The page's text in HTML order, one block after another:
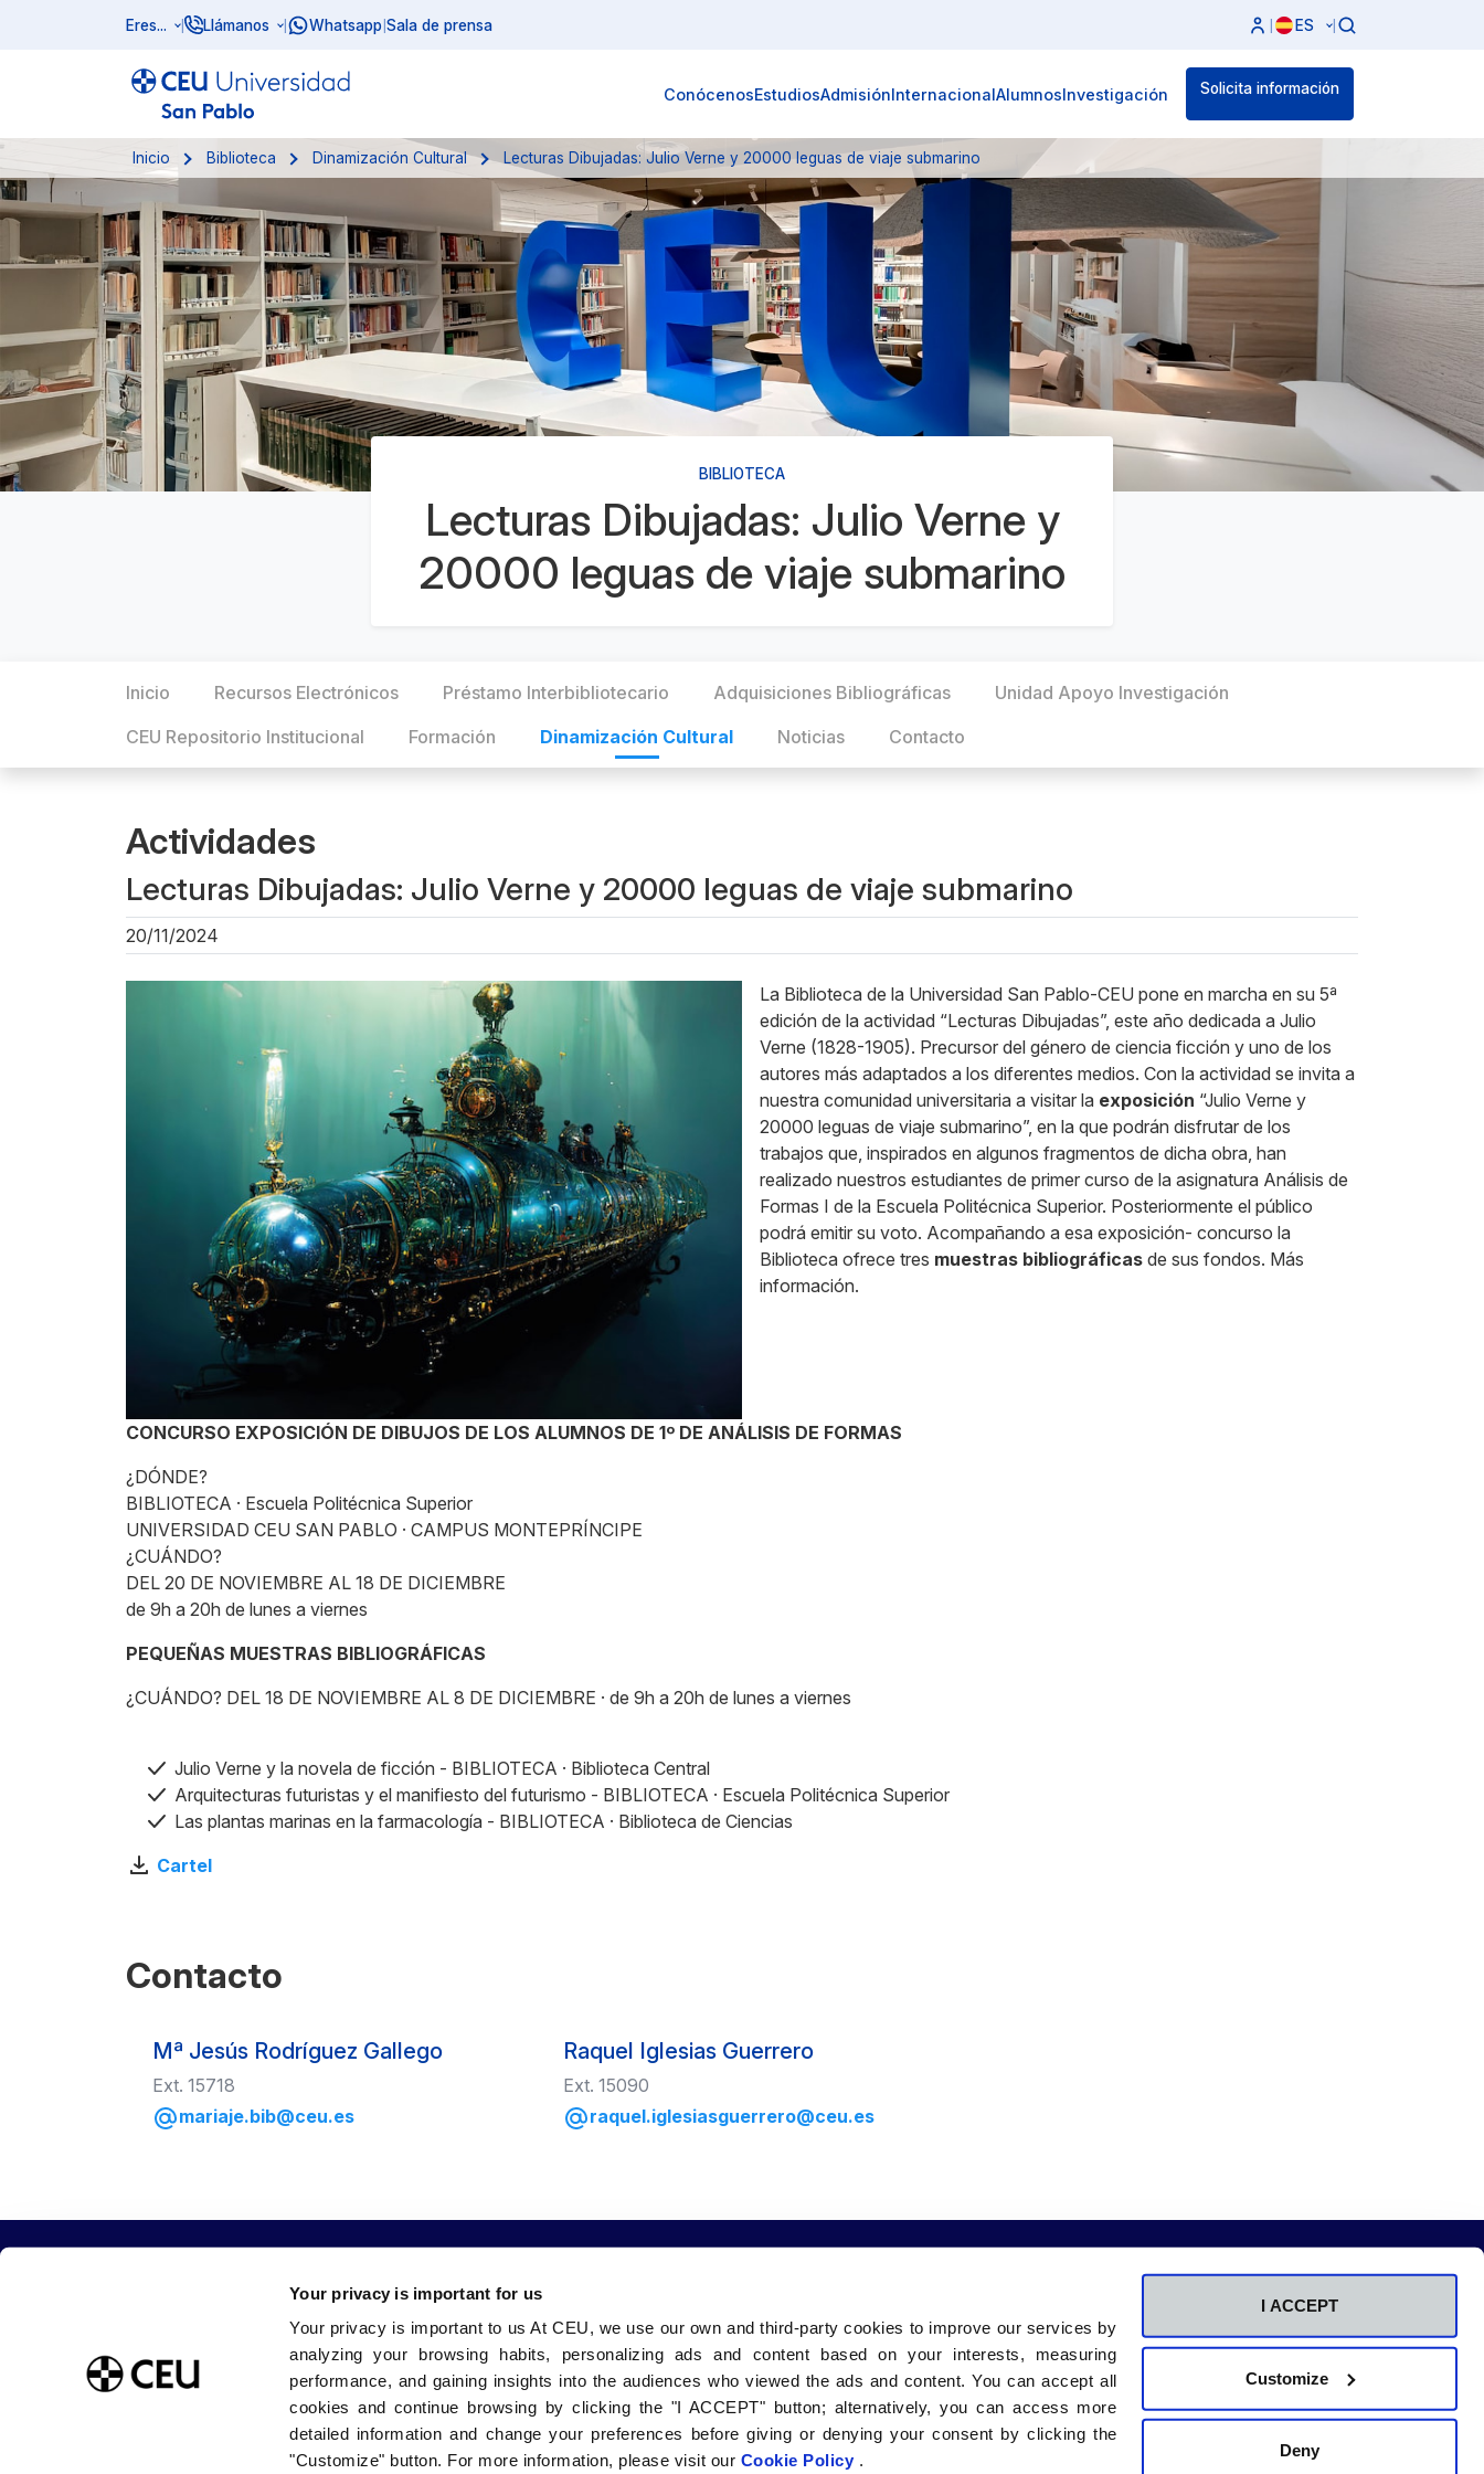
Your privacy is important for us
Your privacy is important to us At CEU, we use our own and third-party cookies to improve our services by
analyzing your browsing habits, personalizing ads and content based on your interests, measuring
performance, and gaining insights into the audiences who viewed the ads and content. You can accept all
cookies and continue browsing by clicking the "I ACCEPT" button; alternatively, you can access more
detailed information and change your preferences before giving or denying your consent by clicking the
"Customize" button. For more information, please visit our Cookie Policy .
I ACCEPT
Customize
Deny
Eres... | Llámanos | Whatsapp Sala de prensa ES |
ConócenosEstudiosAdmisiónInternacionalAlumnosInvestigación Solicita información
Inicio Biblioteca Dinamización Cultural Lecturas Dibujadas: Julio Verne y 20000 leguas de viaje submarino
BIBLIOTECA
Lecturas Dibujadas: Julio Verne y
20000 leguas de viaje submarino
Inicio Recursos Electrónicos Préstamo Interbibliotecario Adquisiciones Bibliográficas
Unidad Apoyo Investigación
CEU Repositorio Institucional
Formación Dinamización Cultural Noticias Contacto
Actividades
Lecturas Dibujadas: Julio Verne y 20000 leguas de viaje submarino
20/11/2024
La Biblioteca de la Universidad San Pablo-CEU pone en marcha en su 5ª
edición de la actividad “Lecturas Dibujadas”, este año dedicada a Julio
Verne (1828-1905). Precursor del género de ciencia ficción y uno de los
autores más adaptados a los diferentes medios. Con la actividad se invita a
nuestra comunidad universitaria a visitar la exposición “Julio Verne y
20000 leguas de viaje submarino”, en la que podrán disfrutar de los
trabajos que, inspirados en algunos fragmentos de dicha obra, han
realizado nuestros estudiantes de primer curso de la asignatura Análisis de
Formas I de la Escuela Politécnica Superior. Posteriormente el público
podrá emitir su voto. Acompañando a esa exposición- concurso la
Biblioteca ofrece tres muestras bibliográficas de sus fondos. Más
información.
CONCURSO EXPOSICIÓN DE DIBUJOS DE LOS ALUMNOS DE 1º DE ANÁLISIS DE FORMAS
¿DÓNDE?
BIBLIOTECA · Escuela Politécnica Superior
UNIVERSIDAD CEU SAN PABLO · CAMPUS MONTEPRÍNCIPE
¿CUÁNDO?
DEL 20 DE NOVIEMBRE AL 18 DE DICIEMBRE
de 9h a 20h de lunes a viernes
PEQUEÑAS MUESTRAS BIBLIOGRÁFICAS
¿CUÁNDO? DEL 18 DE NOVIEMBRE AL 8 DE DICIEMBRE · de 9h a 20h de lunes a viernes
Julio Verne y la novela de ficción - BIBLIOTECA · Biblioteca Central
Arquitecturas futuristas y el manifiesto del futurismo - BIBLIOTECA · Escuela Politécnica Superior
Las plantas marinas en la farmacología - BIBLIOTECA · Biblioteca de Ciencias
Cartel
Contacto
Mª Jesús Rodríguez Gallego
Ext. 15718
mariaje.bib@ceu.es
Raquel Iglesias Guerrero
Ext. 15090
raquel.iglesiasguerrero@ceu.es
Sobre la Universidad CEU San Pablo
Blog USP
Tienda CEU
Portal de Transparencia
Estudia con nosotros
Grados / Dobles Grados
Másteres
Doctorados
Internacional
Facultades
Comunidad
CEU Emplea
Alumni
Vida en el Campus
Canal Ético
CEU Valencia
CEU Barcelona
CEU Sevilla
CEU FP Madrid
Centros adscritos
RCU María Cristina
Comunicación